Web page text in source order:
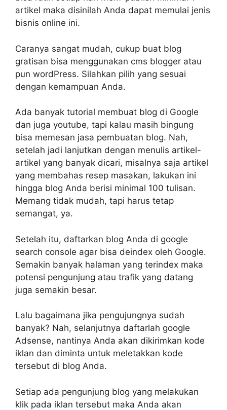
artikel maka disinilah Anda dapat memulai jenis
bisnis online ini.
Caranya sangat mudah, cukup buat blog
gratisan bisa menggunakan cms blogger atau
pun wordPress. Silahkan pilih yang sesuai
dengan kemampuan Anda.
Ada banyak tutorial membuat blog di Google
dan juga youtube, tapi kalau masih bingung
bisa memesan jasa pembuatan blog. Nah,
setelah jadi lanjutkan dengan menulis artikel-
artikel yang banyak dicari, misalnya saja artikel
yang membahas resep masakan, lakukan ini
hingga blog Anda berisi minimal 100 tulisan.
Memang tidak mudah, tapi harus tetap
semangat, ya.
Setelah itu, daftarkan blog Anda di google
search console agar bisa deindex oleh Google.
Semakin banyak halaman yang terindex maka
potensi pengunjung atau trafik yang datang
juga semakin besar.
Lalu bagaimana jika pengujungnya sudah
banyak? Nah, selanjutnya daftarlah google
Adsense, nantinya Anda akan dikirimkan kode
iklan dan diminta untuk meletakkan kode
tersebut di blog Anda.
Setiap ada pengunjung blog yang melakukan
klik pada iklan tersebut maka Anda akan